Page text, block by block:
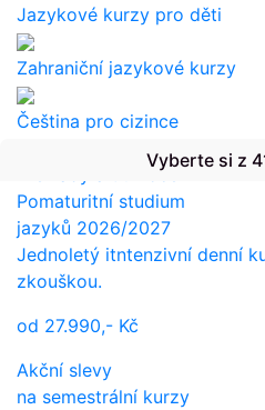
Jazykové kurzy pro děti
Zahraniční jazykové kurzy
Čeština pro cizince
Překlady a tlumočení
Vyberte si z
Pomaturitní studium
jazyků 2026/2027
Jednoletý itntenzivní denní
zkouškou.
od 27.990,- Kč
Akční slevy
na semestrální kurzy